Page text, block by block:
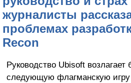
журналисты
проблемах
Recon
Руководство Ubisoft
следующую флагманскую игру